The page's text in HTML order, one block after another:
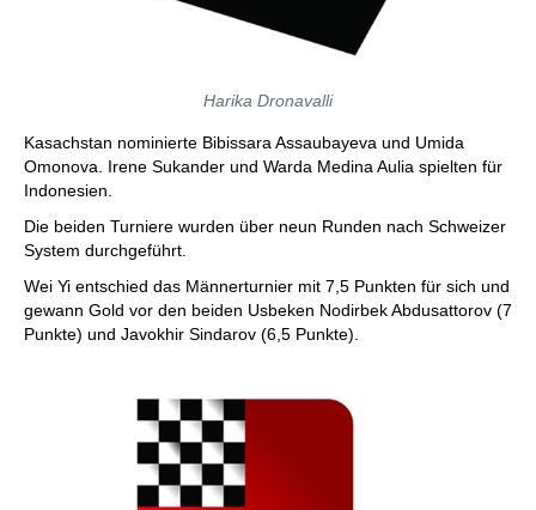
Harika Dronavalli
Kasachstan nominierte Bibissara Assaubayeva und Umida
Omonova. Irene Sukander und Warda Medina Aulia spielten für
Indonesien.
Die beiden Turniere wurden über neun Runden nach Schweizer
System durchgeführt.
Wei Yi entschied das Männerturnier mit 7,5 Punkten für sich und
gewann Gold vor den beiden Usbeken Nodirbek Abdusattorov (7
Punkte) und Javokhir Sindarov (6,5 Punkte).